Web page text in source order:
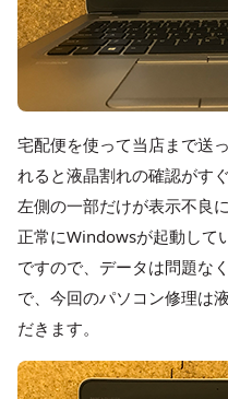
宅配便を使って当店まで送
れると液晶割れの確認がす
左側の一部だけが表示不良
正常にWindowsが起動して
ですので、データは問題な
で、今回のパソコン修理は
だきます。